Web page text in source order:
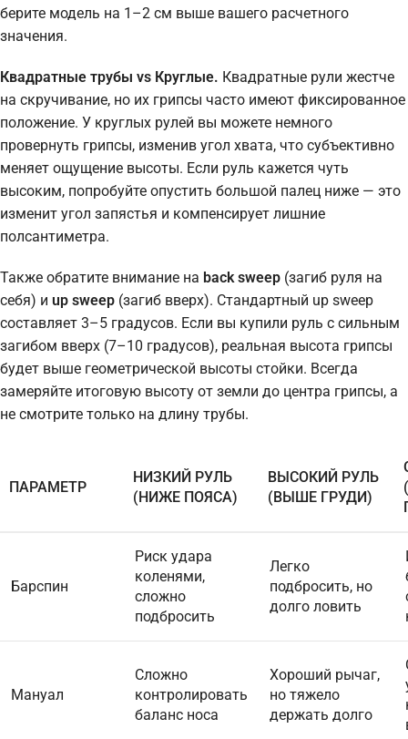
берите модель на 1–2 см выше вашего расчетного
значения.
Квадратные трубы vs Круглые. Квадратные рули жестче
на скручивание, но их грипсы часто имеют фиксированное
положение. У круглых рулей вы можете немного
провернуть грипсы, изменив угол хвата, что субъективно
меняет ощущение высоты. Если руль кажется чуть
высоким, попробуйте опустить большой палец ниже — это
изменит угол запястья и компенсирует лишние
полсантиметра.
Также обратите внимание на back sweep (загиб руля на
себя) и up sweep (загиб вверх). Стандартный up sweep
составляет 3–5 градусов. Если вы купили руль с сильным
загибом вверх (7–10 градусов), реальная высота грипсы
будет выше геометрической высоты стойки. Всегда
замеряйте итоговую высоту от земли до центра грипсы, а
не смотрите только на длину трубы.
ПАРАМЕТР
НИЗКИЙ РУЛЬ
(НИЖЕ ПОЯСА)
ВЫСОКИЙ РУЛЬ
(ВЫШЕ ГРУДИ)
Барспин
Риск удара
коленями,
сложно
подбросить
Легко
подбросить, но
долго ловить
Мануал
Сложно
контролировать
баланс носа
Хороший рычаг,
но тяжело
держать долго